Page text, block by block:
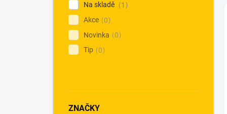
Na skladě
1
Akce
0
Novinka
0
Tip
0
ZNAČKY